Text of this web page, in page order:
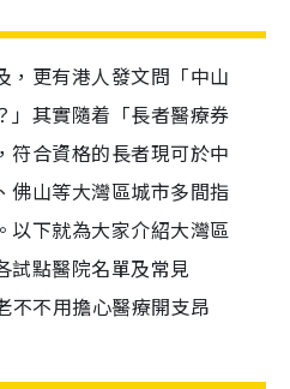
，更有港人發文問「中山
」其實隨着「長者醫療券
符合資格的長者現可於中
佛山等大灣區城市多間指
以下就為大家介紹大灣區
試點醫院名單及常見
不不用擔心醫療開支昂